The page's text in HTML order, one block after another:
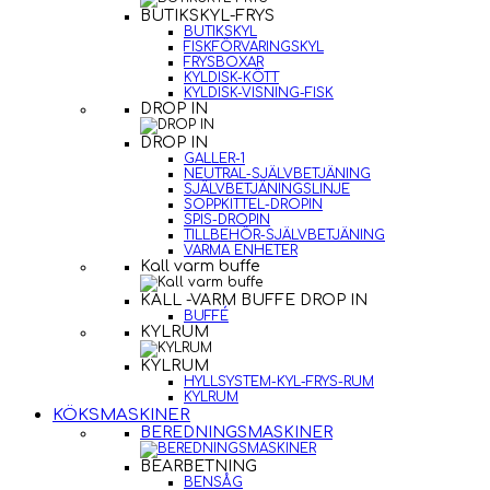
BUTIKSKYL-FRYS
BUTIKSKYL
FISKFÖRVARINGSKYL
FRYSBOXAR
KYLDISK-KÖTT
KYLDISK-VISNING-FISK
DROP IN
DROP IN
GALLER-1
NEUTRAL-SJÄLVBETJÄNING
SJÄLVBETJÄNINGSLINJE
SOPPKITTEL-DROPIN
SPIS-DROPIN
TILLBEHÖR-SJÄLVBETJÄNING
VARMA ENHETER
Kall varm buffe
KALL -VARM BUFFE DROP IN
BUFFÉ
KYLRUM
KYLRUM
HYLLSYSTEM-KYL-FRYS-RUM
KYLRUM
KÖKSMASKINER
BEREDNINGSMASKINER
BEARBETNING
BENSÅG